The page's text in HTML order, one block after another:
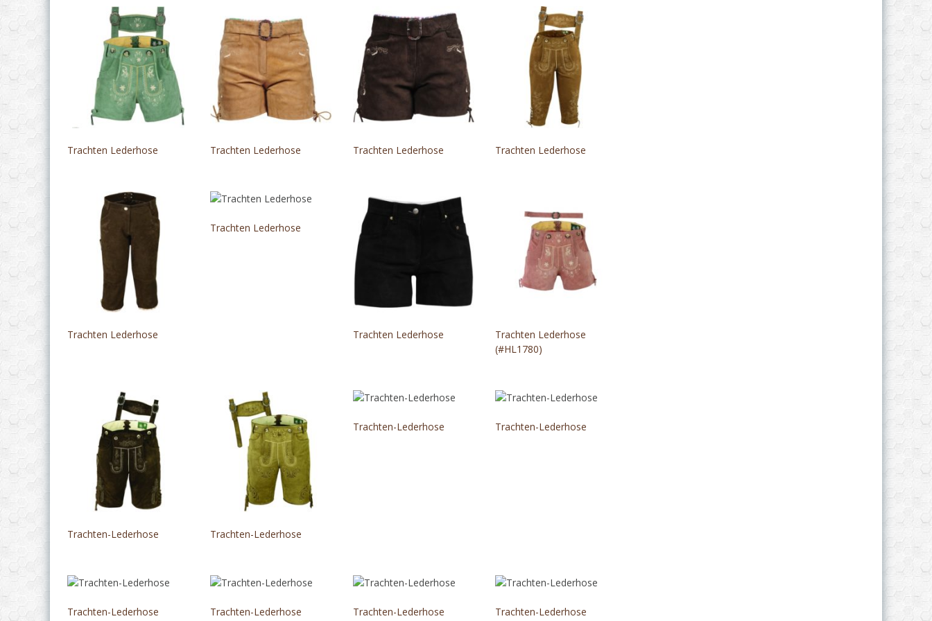
Trachten Lederhose Trachten Lederhose Trachten Lederhose Trachten Lederhose
Trachten Lederhose
Trachten Lederhose
Trachten Lederhose
Trachten Lederhose
(#HL1780)
Trachten-Lederhose Trachten-Lederhose
Trachten-Lederhose Trachten-Lederhose
Trachten-Lederhose Trachten-Lederhose Trachten-Lederhose Trachten-Lederhose